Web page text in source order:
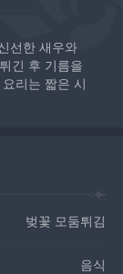
선한 새우와
긴 후 기름을
리는 짧은 시
벚꽃 모둠튀김
음식